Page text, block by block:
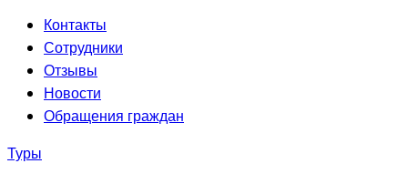
Контакты
Сотрудники
Отзывы
Новости
Обращения граждан
Туры